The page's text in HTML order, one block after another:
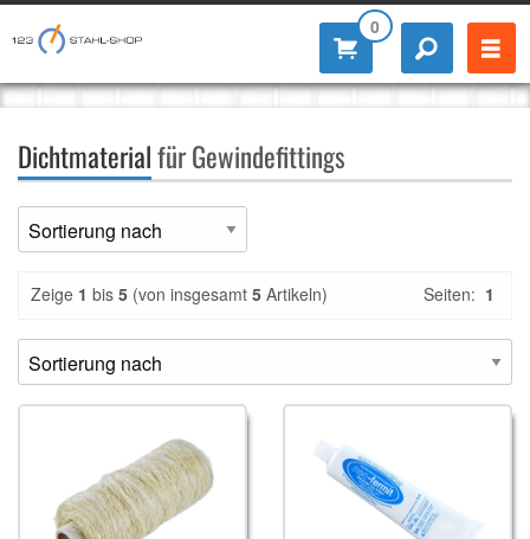
0
Dichtmaterialfür Gewindefittings
Zeige 1 bis 5 (von insgesamt 5 Artikeln) Seiten: 1